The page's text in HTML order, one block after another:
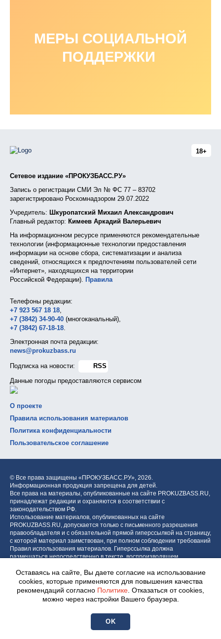
МЕРЫ СОЦИАЛЬНОЙ
ПОДДЕРЖКИ
18+
Сетевое издание «ПРОКУЗБАСС.РУ»
Запись о регистрации СМИ Эл № ФС 77 – 83702
зарегистрировано Роскомнадзором 29.07.2022
Учредитель: Шкуропатский Михаил Александрович
Главный редактор: Кимеев Аркадий Валерьевич
На информационном ресурсе применяются рекомендательные
технологии (информационные технологии предоставления
информации на основе сбора, систематизации и анализа
сведений, относящихся к предпочтениям пользователей сети
«Интернет», находящихся на территории
Российской Федерации).
Правила
Телефоны редакции:
+7 923 567 18 18
+7 (3842) 34-90-40 (многоканальный),
+7 (3842) 67-18-18
Электронная почта редакции:
news@prokuzbass.ru
Подписка на новости:
RSS
Данные погоды предоставляются сервисом
О проекте
Правила использования материалов
Политика конфиденциальности
Пользовательское соглашение
© Все права защищены «ПРОКУЗБАСС.РУ», 2026.
Информационная продукция запрещена для детей.
Все права на материалы, опубликованные на сайте PROKUZBASS.RU,
принадлежат редакции и охраняются в соответствии с
законодательством РФ.
Использование материалов, опубликованных на сайте
PROKUZBASS.RU, допускается только с письменного разрешения
правообладателя и с обязательной прямой гиперссылкой на страницу,
с которой материал заимствован, при полном соблюдении требований
Правил использования материалов. Гиперссылка должна
размещаться непосредственно в тексте, воспроизводящем
блока.
Центр интернет-проектов «МОЁ!»
Оставаясь на сайте, Вы даете согласие на использование
cookies, которые применяются для повышения качества
рекомендаций согласно Политике . Отказаться от cookies,
можно через настройки Вашего браузера.
OK